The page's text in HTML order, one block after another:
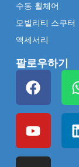
수동 휠체어
모빌리티 스쿠터
액세서리
팔로우하기